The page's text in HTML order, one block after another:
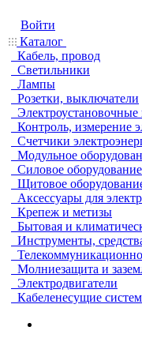
Войти
Каталог
Кабель, провод
Светильники
Лампы
Розетки, выключатели
Электроустановочные
Контроль, измерение
Счетчики
Модульное
Силовое оборудование
Щитовое
Аксессуары для
Крепеж и метизы
Бытовая и
Инструменты,
Молниезащита и
Электродвигатели
Кабеленесущие